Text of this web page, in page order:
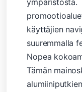
ympäristöstä.
käyttäjien
suuremmalla
Nopea
Tämän